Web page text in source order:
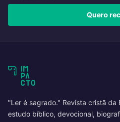
Quero
"Ler é sagrado." Revista cristã
estudo bíblico, devocional,